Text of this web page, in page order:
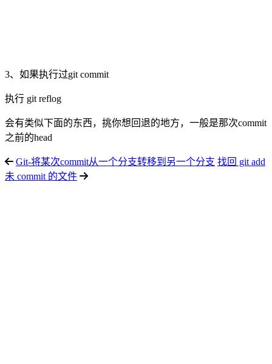
3、如果执行过git commit
执行 git reflog
会有类似下面的东西，挑你想回退的地方，一般是那次commit
之前的head
Git-将某次commit从一个分支转移到另一个分支 找回 git add
未 commit 的文件